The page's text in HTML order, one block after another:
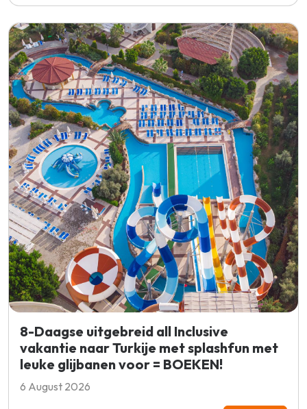
8-Daagse uitgebreid all Inclusive
vakantie naar Turkije met splashfun met
leuke glijbanen voor = BOEKEN!
6 August 2026